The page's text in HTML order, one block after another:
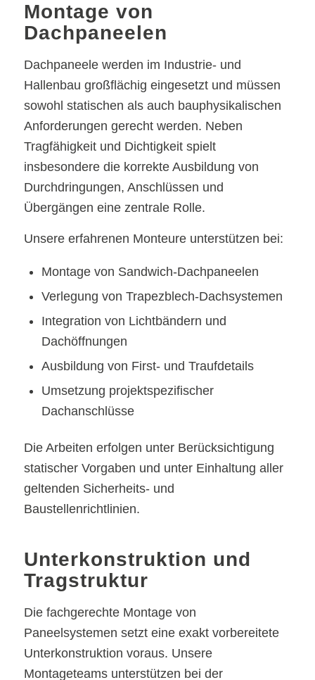
Montage von
Dachpaneelen
Dachpaneele werden im Industrie- und
Hallenbau großflächig eingesetzt und müssen
sowohl statischen als auch bauphysikalischen
Anforderungen gerecht werden. Neben
Tragfähigkeit und Dichtigkeit spielt
insbesondere die korrekte Ausbildung von
Durchdringungen, Anschlüssen und
Übergängen eine zentrale Rolle.
Unsere erfahrenen Monteure unterstützen bei:
Montage von Sandwich-Dachpaneelen
Verlegung von Trapezblech-Dachsystemen
Integration von Lichtbändern und
Dachöffnungen
Ausbildung von First- und Traufdetails
Umsetzung projektspezifischer
Dachanschlüsse
Die Arbeiten erfolgen unter Berücksichtigung
statischer Vorgaben und unter Einhaltung aller
geltenden Sicherheits- und
Baustellenrichtlinien.
Unterkonstruktion und
Tragstruktur
Die fachgerechte Montage von
Paneelsystemen setzt eine exakt vorbereitete
Unterkonstruktion voraus. Unsere
Montageteams unterstützen bei der